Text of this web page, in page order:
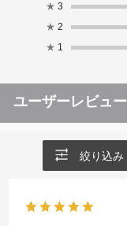
★ 3
★ 2
★ 1
ユーザーレビュー
絞り込み